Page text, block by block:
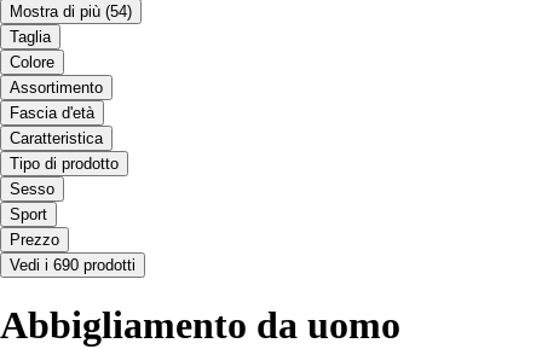
Mostra di più (54)
Taglia
Colore
Assortimento
Fascia d'età
Caratteristica
Tipo di prodotto
Sesso
Sport
Prezzo
Vedi i 690 prodotti
Abbigliamento da uomo